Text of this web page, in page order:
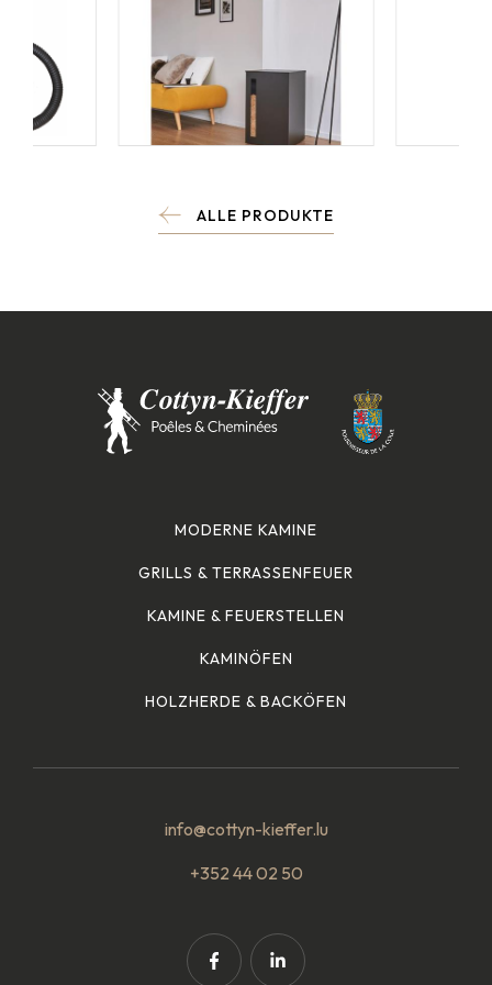
ALLE PRODUKTE
MODERNE KAMINE
GRILLS & TERRASSENFEUER
KAMINE & FEUERSTELLEN
KAMINÖFEN
HOLZHERDE & BACKÖFEN
info@cottyn-kieffer.lu
+352 44 02 50